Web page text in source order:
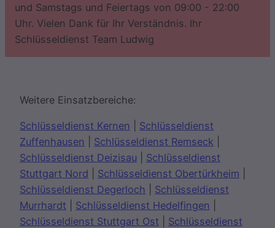
und Samstags und Feiertags von 09:00 - 22:00
Uhr. Vielen Dank für Ihr Verständnis. Ihr
Schlüsseldienst Team Ludwig
Weitere Einsatzbereiche:
Schlüsseldienst Kernen
Schlüsseldienst
Zuffenhausen
Schlüsseldienst Remseck
Schlüsseldienst Deizisau
Schlüsseldienst
Stuttgart Nord
Schlüsseldienst Obertürkheim
Schlüsseldienst Degerloch
Schlüsseldienst
Murrhardt
Schlüsseldienst Hedelfingen
Schlüsseldienst Stuttgart Ost
Schlüsseldienst